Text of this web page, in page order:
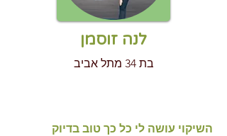
לנה זוסמן
בת 34 מתל אביב
השיקוי עושה לי כל כך טוב בדיוק